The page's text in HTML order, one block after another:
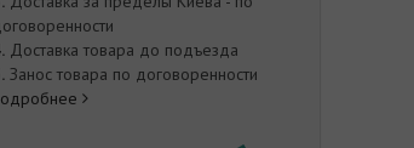
Доставка товара до подъезда
Занос товара по договоренности